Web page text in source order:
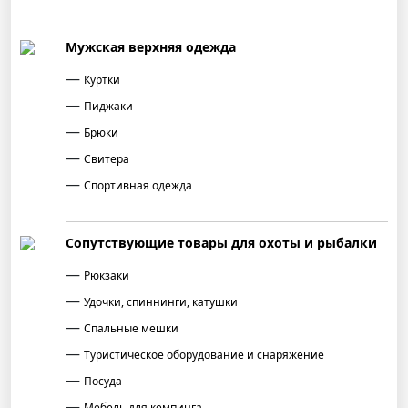
Мужская верхняя одежда
Куртки
Пиджаки
Брюки
Свитера
Спортивная одежда
Сопутствующие товары для охоты и рыбалки
Рюкзаки
Удочки, спиннинги, катушки
Спальные мешки
Туристическое оборудование и снаряжение
Посуда